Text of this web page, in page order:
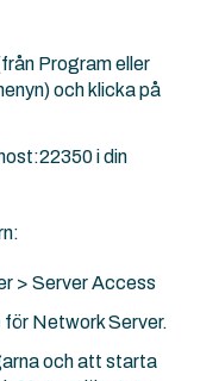
Program eller
och klicka på
i din
> Server Access
för Network Server.
och att starta